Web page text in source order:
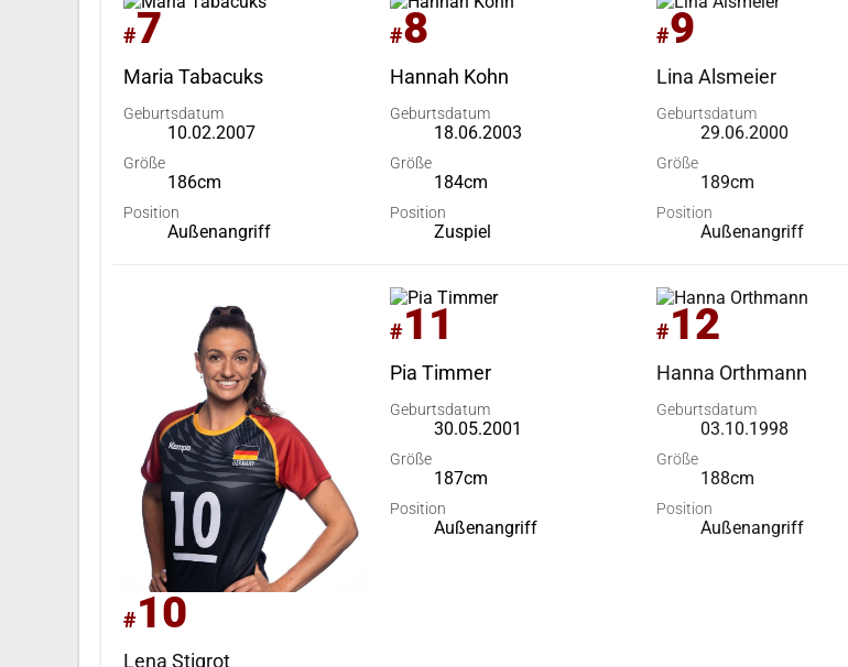
#7
Maria Tabacuks
Geburtsdatum
10.02.2007
Größe
186cm
Position
Außenangriff
#8
Hannah Kohn
Geburtsdatum
18.06.2003
Größe
184cm
Position
Zuspiel
#9
Lina Alsmeier
Geburtsdatum
29.06.2000
Größe
189cm
Position
Außenangriff
#10
Lena Stigrot
#11
Pia Timmer
Geburtsdatum
30.05.2001
Größe
187cm
Position
Außenangriff
#12
Hanna Orthmann
Geburtsdatum
03.10.1998
Größe
188cm
Position
Außenangriff